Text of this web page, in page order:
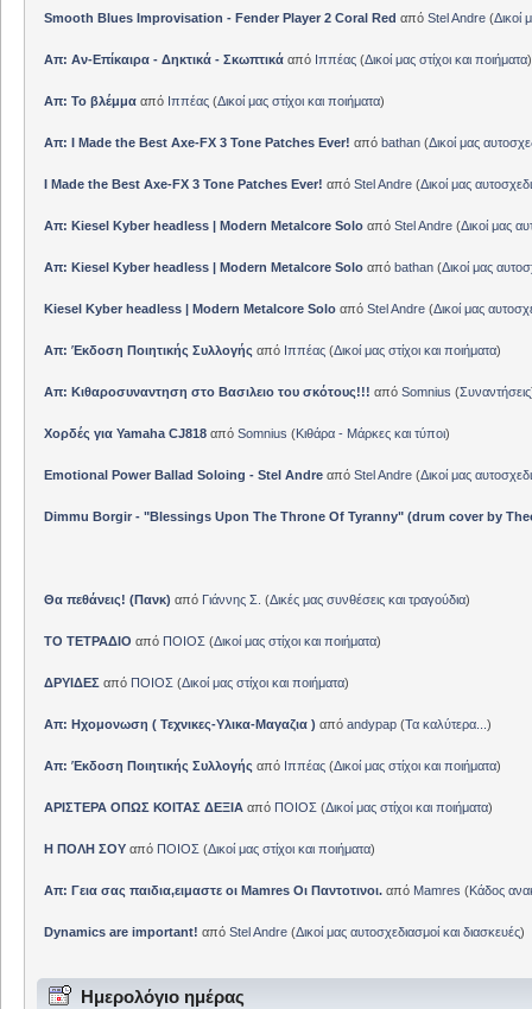
Smooth Blues Improvisation - Fender Player 2 Coral Red από Stel Andre(Δικοί
Απ: Αν-Επίκαιρα - Δηκτικά - Σκωπτικά από Ιππέας(Δικοί μας στίχοι και ποιήματα)
Απ: Το βλέμμα από Ιππέας(Δικοί μας στίχοι και ποιήματα)
Απ: I Made the Best Axe-FX 3 Tone Patches Ever! από bathan(Δικοί μας
I Made the Best Axe-FX 3 Tone Patches Ever! από Stel Andre(Δικοί μας
Απ: Kiesel Kyber headless | Modern Metalcore Solo από Stel Andre(Δικοί μας
Απ: Kiesel Kyber headless | Modern Metalcore Solo από bathan(Δικοί μας
Kiesel Kyber headless | Modern Metalcore Solo από Stel Andre(Δικοί μας
Απ: Έκδοση Ποιητικής Συλλογής από Ιππέας(Δικοί μας στίχοι και ποιήματα)
Απ: Κιθαροσυναντηση στο Βασιλειο του σκότους!!! από Somnius (Συναντήσεις
Χορδές για Yamaha CJ818από Somnius (Κιθάρα - Μάρκες και τύποι)
Emotional Power Ballad Soloing - Stel Andreαπό Stel Andre(Δικοί μας
Dimmu Borgir - "Blessings Upon The Throne Of Tyranny" (drum cover by
Θα πεθάνεις! (Πανκ) από Γιάννης Σ. (Δικές μας συνθέσεις και τραγούδια)
ΤΟ ΤΕΤΡΑΔΙΟ από ΠΟΙΟΣ (Δικοί μας στίχοι και ποιήματα)
ΔΡΥΙΔΕΣ από ΠΟΙΟΣ (Δικοί μας στίχοι και ποιήματα)
Απ: Ηχομονωση ( Τεχνικες-Υλικα-Μαγαζια ) από andypap(Τα καλύτερα... )
Απ: Έκδοση Ποιητικής Συλλογής από Ιππέας(Δικοί μας στίχοι και ποιήματα)
ΑΡΙΣΤΕΡΑ ΟΠΩΣ ΚΟΙΤΑΣ ΔΕΞΙΑαπό ΠΟΙΟΣ (Δικοί μας στίχοι και ποιήματα)
Η ΠΟΛΗ ΣΟΥαπό ΠΟΙΟΣ (Δικοί μας στίχοι και ποιήματα)
Απ: Γεια σας παιδια,ειμαστε οι Mamres Οι Παντοτινοι.από Mamres (Κάδος
Dynamics are important! από Stel Andre(Δικοί μας αυτοσχεδιασμοί και διασκευές)
Ημερολόγιο ημέρας